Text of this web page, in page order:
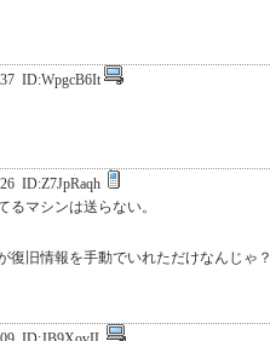
ID:WpgcB6It
ID:Z7JpRaqh
マシンは送らない。
復旧情報を手動でいれただけなんじゃ？